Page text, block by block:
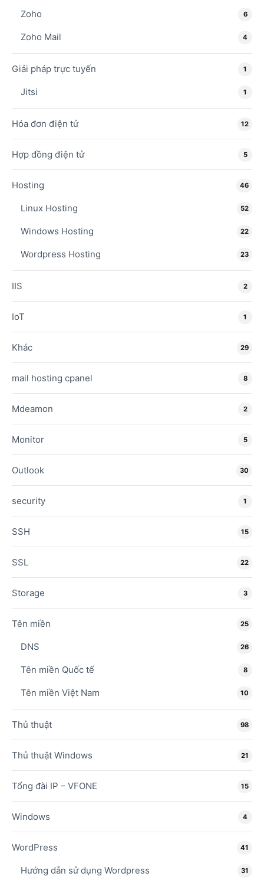
Zoho 6
Zoho Mail 4
Giải pháp trực tuyến 1
Jitsi 1
Hóa đơn điện tử 12
Hợp đồng điện tử 5
Hosting 46
Linux Hosting 52
Windows Hosting 22
Wordpress Hosting 23
IIS 2
IoT 1
Khác 29
mail hosting cpanel 8
Mdeamon 2
Monitor 5
Outlook 30
security 1
SSH 15
SSL 22
Storage 3
Tên miền 25
DNS 26
Tên miền Quốc tế 8
Tên miền Việt Nam 10
Thủ thuật 98
Thủ thuật Windows 21
Tổng đài IP – VFONE 15
Windows 4
WordPress 41
Hướng dẫn sử dụng Wordpress 31